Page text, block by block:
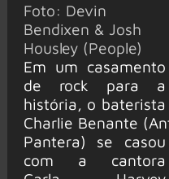
Foto: Devin
Bendixen & Josh
Housley (People)
Em um casamento
de rock para a
história, o baterista
Charlie Benante
Pantera) se casou
com a cantora